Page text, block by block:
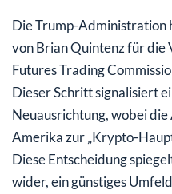
Die Trump-Administration
von Brian Quintenz für
Futures Trading
Dieser Schritt signalisiert
Neuausrichtung, wobei
Amerika zur „Krypto-
Diese Entscheidung
wider, ein günstiges